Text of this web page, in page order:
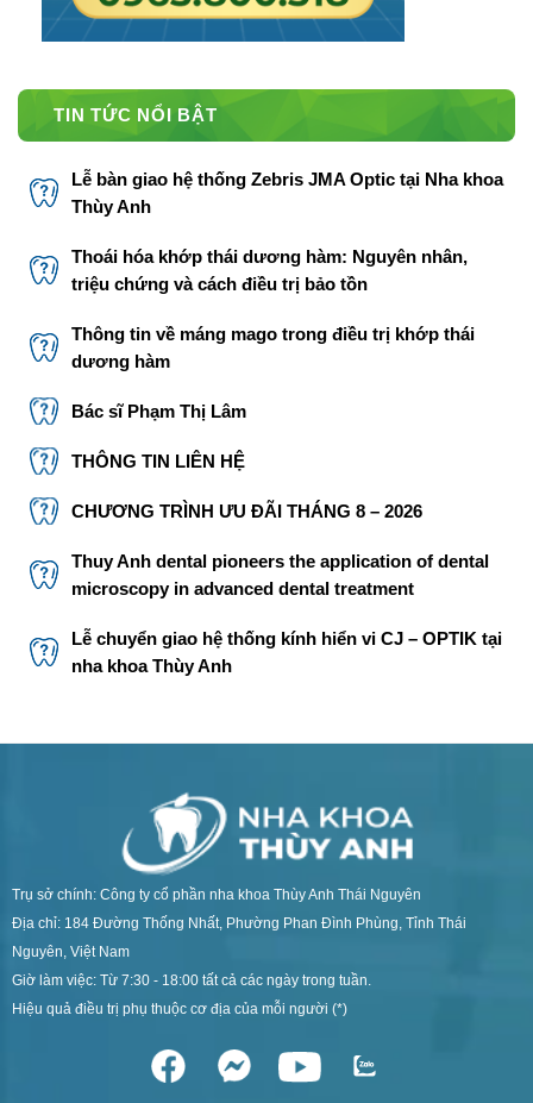
TIN TỨC NỔI BẬT
Lễ bàn giao hệ thống Zebris JMA Optic tại Nha khoa
Thùy Anh
Thoái hóa khớp thái dương hàm: Nguyên nhân,
triệu chứng và cách điều trị bảo tồn
Thông tin về máng mago trong điều trị khớp thái
dương hàm
Bác sĩ Phạm Thị Lâm
THÔNG TIN LIÊN HỆ
CHƯƠNG TRÌNH ƯU ĐÃI THÁNG 8 – 2026
Thuy Anh dental pioneers the application of dental
microscopy in advanced dental treatment
Lễ chuyển giao hệ thống kính hiển vi CJ – OPTIK tại
nha khoa Thùy Anh
Trụ sở chính: Công ty cổ phần nha khoa Thùy Anh Thái Nguyên
Địa chỉ: 184 Đường Thống Nhất, Phường Phan Đình Phùng, Tỉnh Thái
Nguyên, Việt Nam
Giờ làm việc: Từ 7:30 - 18:00 tất cả các ngày trong tuần.
Hiệu quả điều trị phụ thuộc cơ địa của mỗi người (*)